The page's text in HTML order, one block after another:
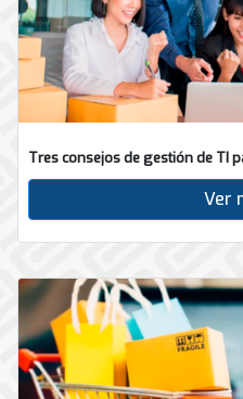
Tres consejos de gestión de TI
Ver